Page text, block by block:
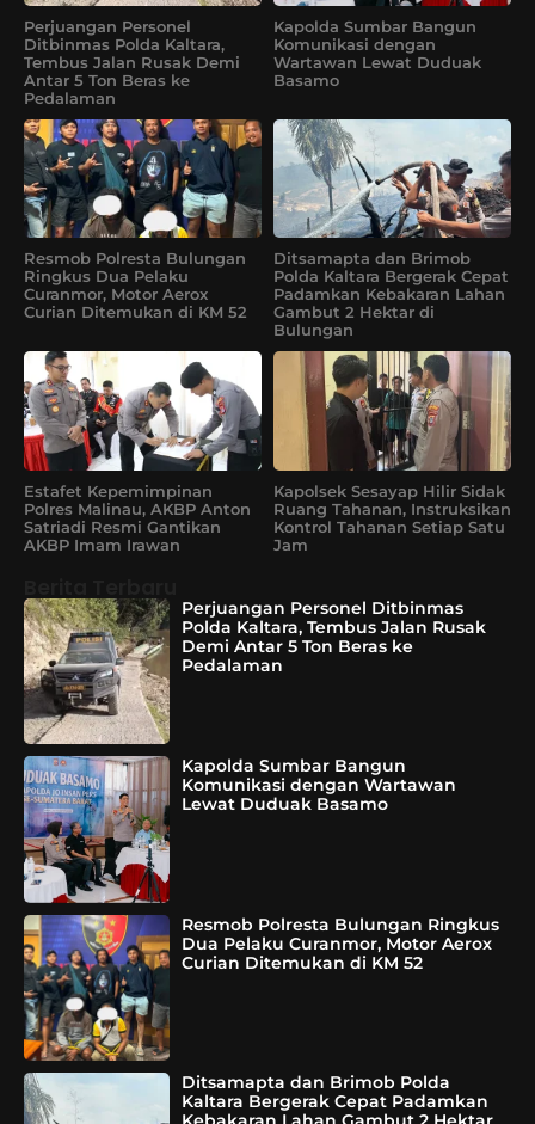
Perjuangan Personel
Ditbinmas Polda Kaltara,
Tembus Jalan Rusak Demi
Antar 5 Ton Beras ke
Pedalaman
Kapolda Sumbar Bangun
Komunikasi dengan
Wartawan Lewat Duduak
Basamo
Resmob Polresta Bulungan
Ringkus Dua Pelaku
Curanmor, Motor Aerox
Curian Ditemukan di KM 52
Ditsamapta dan Brimob
Polda Kaltara Bergerak Cepat
Padamkan Kebakaran Lahan
Gambut 2 Hektar di
Bulungan
Estafet Kepemimpinan
Polres Malinau, AKBP Anton
Satriadi Resmi Gantikan
AKBP Imam Irawan
Kapolsek Sesayap Hilir Sidak
Ruang Tahanan, Instruksikan
Kontrol Tahanan Setiap Satu
Jam
Perjuangan Personel Ditbinmas
Polda Kaltara, Tembus Jalan Rusak
Demi Antar 5 Ton Beras ke
Pedalaman
Kapolda Sumbar Bangun
Komunikasi dengan Wartawan
Lewat Duduak Basamo
Resmob Polresta Bulungan Ringkus
Dua Pelaku Curanmor, Motor Aerox
Curian Ditemukan di KM 52
Ditsamapta dan Brimob Polda
Kaltara Bergerak Cepat Padamkan